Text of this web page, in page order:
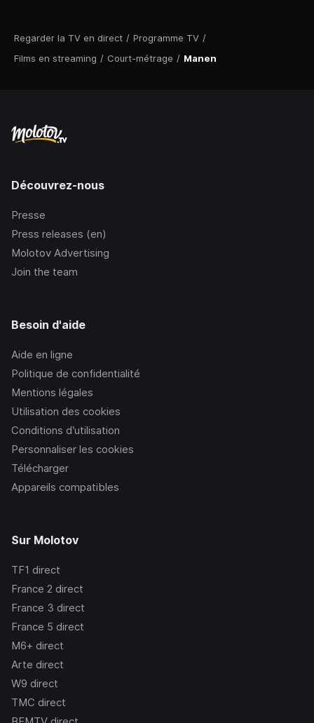
Regarder la TV en direct / Programme TV /
Films en streaming / Court-métrage / Manen
Découvrez-nous
Presse
Press releases (en)
Molotov Advertising
Join the team
Besoin d'aide
Aide en ligne
Politique de confidentialité
Mentions légales
Utilisation des cookies
Conditions d’utilisation
Personnaliser les cookies
Télécharger
Appareils compatibles
Sur Molotov
TF1 direct
France 2 direct
France 3 direct
France 5 direct
M6+ direct
Arte direct
W9 direct
TMC direct